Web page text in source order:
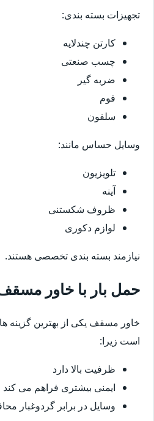
تجهیزات بسته بندی:
کارتن چندلایه
چسب صنعتی
ضربه گیر
فوم
سلفون
وسایل حساس مانند:
تلویزیون
آینه
ظروف شکستنی
لوازم دکوری
نیازمند بسته بندی تخصصی هستند.
حمل بار با خاور
خاور مسقف یکی از بهترین گزینه
است زیرا:
ظرفیت بالا دارد
ایمنی بیشتری فراهم می کند
وسایل در برابر گردوغبار